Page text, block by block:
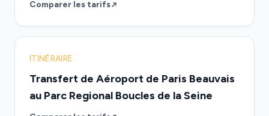
Comparer les tarifs
ITINÉRAIRE
Transfert de Aéroport de Paris Beauvais
au Parc Regional Boucles de la Seine